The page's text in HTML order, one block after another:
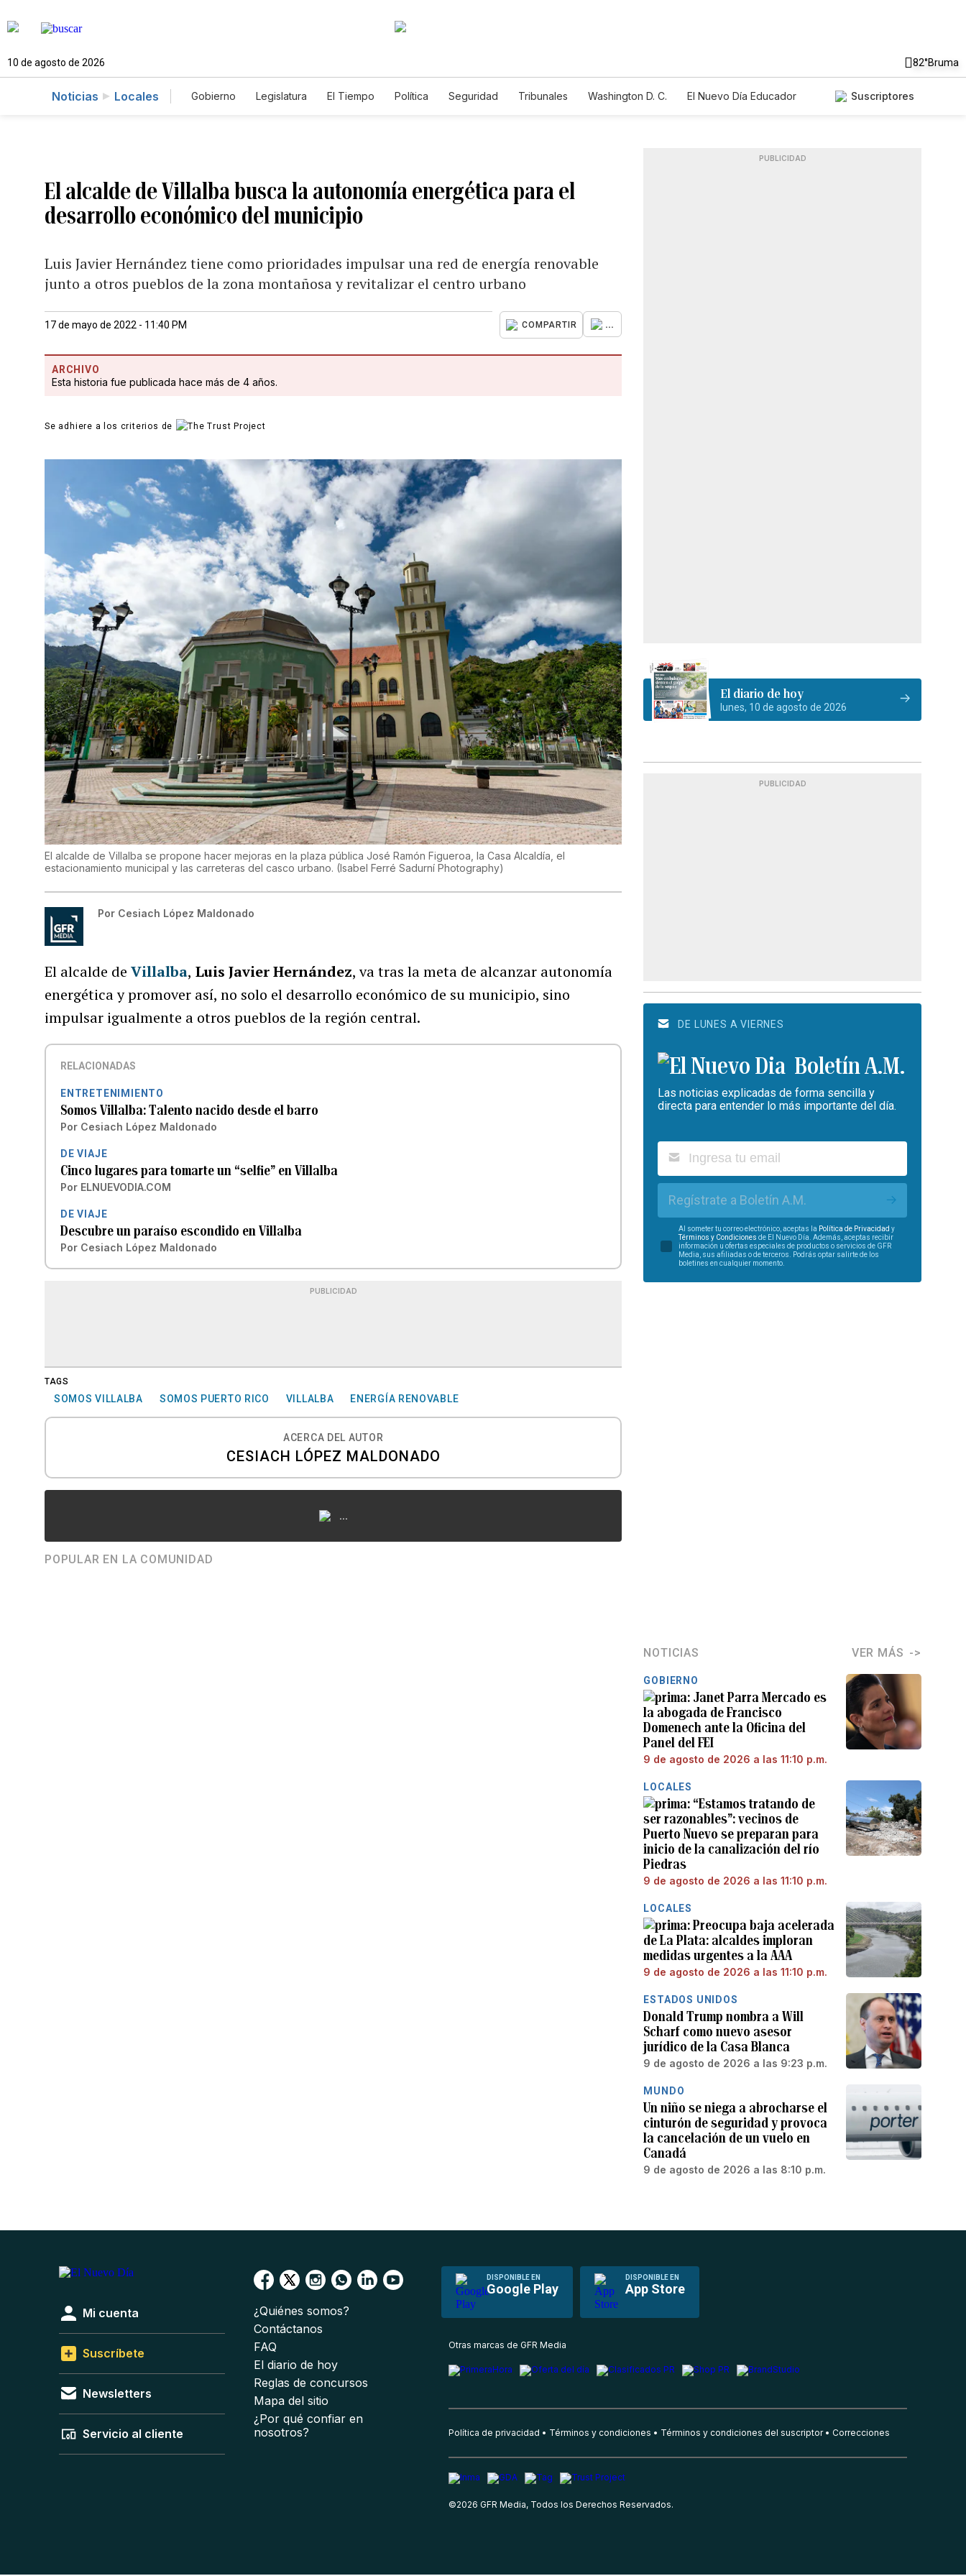
10 de agosto de 2026 82°Bruma
Noticias Locales Gobierno Legislatura El Tiempo Política Seguridad Tribunales Washington D. C.
El Nuevo Día Educador
Suscriptores
El alcalde de Villalba busca la autonomía energética para el
desarrollo económico del municipio
Luis Javier Hernández tiene como prioridades impulsar una red de energía renovable
junto a otros pueblos de la zona montañosa y revitalizar el centro urbano
17 de mayo de 2022 - 11:40 PM COMPARTIR ...
ARCHIVO
Esta historia fue publicada hace más de 4 años.
Se adhiere a los criterios de
El alcalde de Villalba se propone hacer mejoras en la plaza pública José Ramón Figueroa, la Casa Alcaldía, el
estacionamiento municipal y las carreteras del casco urbano. (Isabel Ferré Sadurní Photography)
Por Cesiach López Maldonado
El alcalde deVillalba, Luis Javier Hernández, va tras la meta de alcanzar autonomía
energética y promover así, no solo el desarrollo económico de su municipio, sino
impulsar igualmente a otros pueblos de la región central.
RELACIONADAS
ENTRETENIMIENTO
Somos Villalba: Talento nacido desde el barro
Por Cesiach López Maldonado
DE VIAJE
Cinco lugares para tomarte un “selfie” en Villalba
Por ELNUEVODIA.COM
DE VIAJE
Descubre un paraíso escondido en Villalba
Por Cesiach López Maldonado
PUBLICIDAD
TAGS
SOMOS VILLALBA SOMOS PUERTO RICO VILLALBA ENERGÍA RENOVABLE
ACERCA DEL AUTOR
CESIACH LÓPEZ MALDONADO
...
POPULAR EN LA COMUNIDAD
PUBLICIDAD
El diario de hoy
lunes, 10 de agosto de 2026
PUBLICIDAD
DE LUNES A VIERNES
Boletín A.M.
Las noticias explicadas de forma sencilla y
directa para entender lo más importante del día.
Regístrate a Boletín A.M.
Al someter tu correo electrónico, aceptas la Política de Privacidad y
Términos y Condiciones de El Nuevo Día. Además, aceptas recibir
información u ofertas especiales de productos o servicios de GFR
Media, sus afiliadas o de terceros. Podrás optar salirte de los
boletines en cualquier momento.
NOTICIAS VER MÁS
GOBIERNO
Janet Parra Mercado es
la abogada de Francisco
Domenech ante la Oficina del
Panel del FEI
9 de agosto de 2026 a las 11:10 p.m.
LOCALES
“Estamos tratando de
ser razonables”: vecinos de
Puerto Nuevo se preparan para
inicio de la canalización del río
Piedras
9 de agosto de 2026 a las 11:10 p.m.
LOCALES
Preocupa baja acelerada
de La Plata: alcaldes imploran
medidas urgentes a la AAA
9 de agosto de 2026 a las 11:10 p.m.
ESTADOS UNIDOS
Donald Trump nombra a Will
Scharf como nuevo asesor
jurídico de la Casa Blanca
9 de agosto de 2026 a las 9:23 p.m.
MUNDO
Un niño se niega a abrocharse el
cinturón de seguridad y provoca
la cancelación de un vuelo en
Canadá
9 de agosto de 2026 a las 8:10 p.m.
DISPONIBLE EN
Google Play
DISPONIBLE EN
App Store
Mi cuenta
Suscríbete
Newsletters
Servicio al cliente
¿Quiénes somos?
Contáctanos
FAQ
El diario de hoy
Reglas de concursos
Mapa del sitio
¿Por qué confiar en
nosotros?
Otras marcas de GFR Media
Política de privacidad Términos y condiciones Términos y condiciones del suscriptor Correcciones
©2026 GFR Media, Todos los Derechos Reservados.